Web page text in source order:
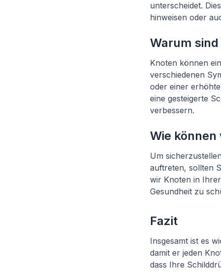
unterscheidet.
hinweisen oder
Warum
Knoten können
verschiedenen
oder einer
eine gesteigerte
verbessern.
Wie
Um
auftreten, sollten
wir Knoten in
Gesundheit zu
Fazit
Insgesamt ist es
damit er jeden
dass Ihre